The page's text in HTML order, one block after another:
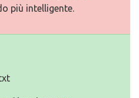
più intelligente.